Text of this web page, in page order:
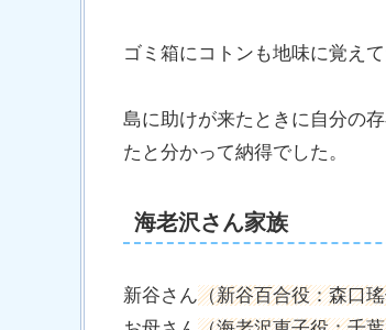
ゴミ箱にコトンも地味に覚えて
島に助けが来たときに自分の
たと分かって納得でした。
海老沢さん家族
新谷さん（新谷百合役：森口